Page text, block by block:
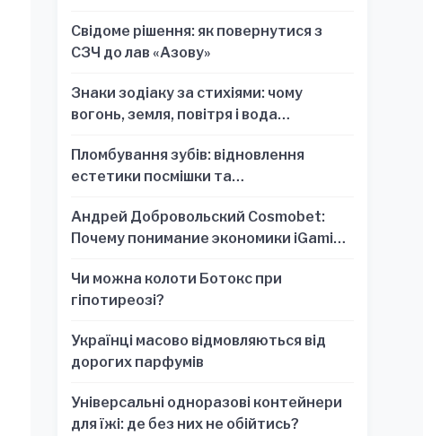
Свідоме рішення: як повернутися з
СЗЧ до лав «Азову»
Знаки зодіаку за стихіями: чому
вогонь, земля, повітря і вода
знак
Пломбування зубів: відновлення
естетики посмішки та
Андрей Добровольский Cosmobet:
Почему понимание экономики iGaming
решений
Чи можна колоти Ботокс при
гіпотиреозі?
Українці масово відмовляються від
дорогих парфумів
Універсальні одноразові контейнери
для їжі: де без них не обійтись?